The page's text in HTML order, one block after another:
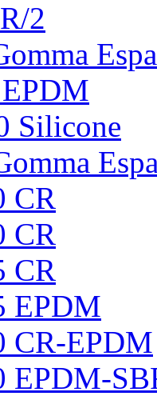
2
Silicone
CR
CR
CR
EPDM
CR-EPDM
EPDM-